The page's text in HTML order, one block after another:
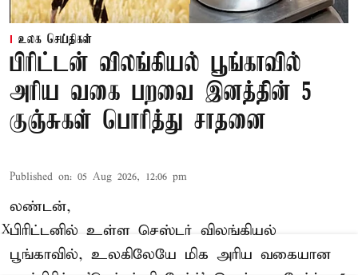
உலக செய்திகள்
பிரிட்டன் விலங்கியல் பூங்காவில்
அரிய வகை பறவை இனத்தின் 5
குஞ்சுகள் பொரித்து சாதனை
Published on: 05 Aug 2026, 12:06 pm
லண்டன்,
பிரிட்டனில் உள்ள செஸ்டர் விலங்கியல்
பூங்காவில், உலகிலேயே மிக அரிய வகையான
X